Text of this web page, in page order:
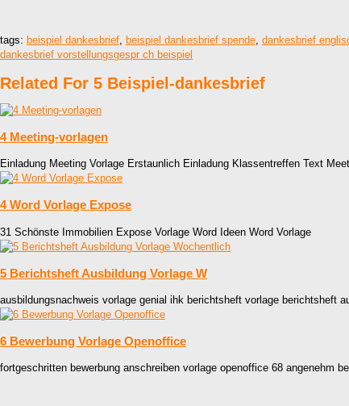
tags: beispiel dankesbrief, beispiel dankesbrief spende, dankesbrief
dankesbrief vorstellungsgespr ch beispiel
Related For 5 Beispiel-dankesbrief
4 Meeting-vorlagen
Einladung Meeting Vorlage Erstaunlich Einladung Klassentreffen Text
4 Word Vorlage Expose
31 Schönste Immobilien Expose Vorlage Word Ideen Word Vorlage
5 Berichtsheft Ausbildung Vorlage W
ausbildungsnachweis vorlage genial ihk berichtsheft vorlage berichtsheft
6 Bewerbung Vorlage Openoffice
fortgeschritten bewerbung anschreiben vorlage openoffice 68 angenehm